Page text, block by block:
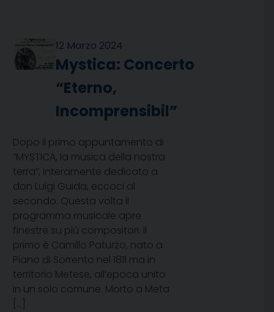
12 Marzo 2024
Mystica: Concerto
“Eterno,
Incomprensibil”
Dopo il primo appuntamento di
“MYSTICA, la musica della nostra
terra”, interamente dedicato a
don Luigi Guida, eccoci al
secondo. Questa volta il
programma musicale apre
finestre su più compositori. Il
primo è Camillo Paturzo, nato a
Piano di Sorrento nel 1811 ma in
territorio Metese, all’epoca unito
in un solo comune. Morto a Meta
[…]